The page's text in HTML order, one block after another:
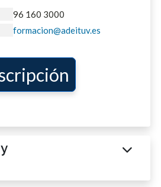
96 160 3000
formacion@adeituv.es